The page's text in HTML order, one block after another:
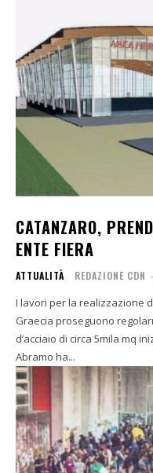
CATANZARO,
ENTE FIERA
ATTUALITÀ REDAZIONE CDN -
I lavori per la realizzazione
Graecia proseguono
d’acciaio di circa 5mila mq
Abramo ha...